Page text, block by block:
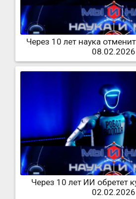
Через 10 лет наука
08.02.2026
Через 10 лет ИИ обретет
02.02.2026